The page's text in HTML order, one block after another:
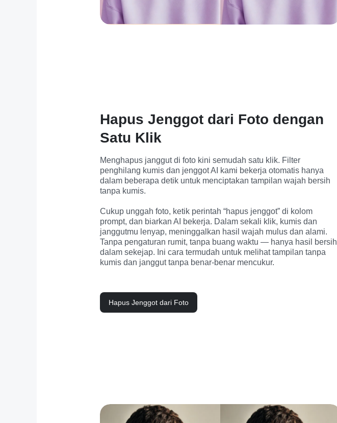
Hapus Jenggot dari Foto dengan
Satu Klik
Menghapus janggut di foto kini semudah satu klik. Filter
penghilang kumis dan jenggot AI kami bekerja otomatis hanya
dalam beberapa detik untuk menciptakan tampilan wajah bersih
tanpa kumis.
Cukup unggah foto, ketik perintah “hapus jenggot” di kolom
prompt, dan biarkan AI bekerja. Dalam sekali klik, kumis dan
janggutmu lenyap, meninggalkan hasil wajah mulus dan alami.
Tanpa pengaturan rumit, tanpa buang waktu — hanya hasil bersih
dalam sekejap. Ini cara termudah untuk melihat tampilan tanpa
kumis dan janggut tanpa benar-benar mencukur.
Hapus Jenggot dari Foto